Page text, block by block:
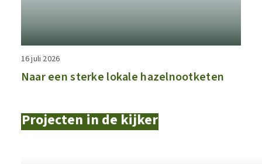
16 juli 2026
Naar een sterke lokale hazelnootketen
Projecten in de kijker